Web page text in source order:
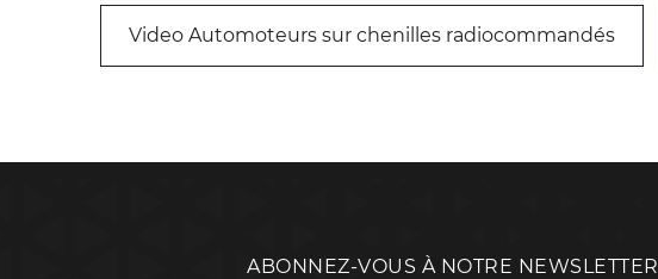
Video Automoteurs sur chenilles radiocommandés
ABONNEZ-VOUS À NOTRE NEWSLETTER